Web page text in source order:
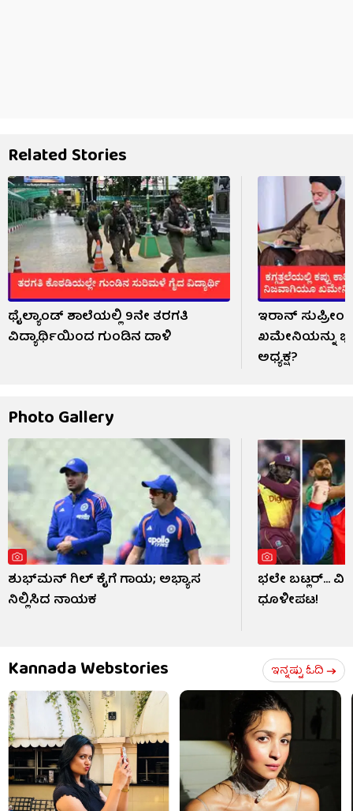
Related Stories
ಥೈಲ್ಯಾಂಡ್ ಶಾಲೆಯಲ್ಲಿ 9ನೇ ತರಗತಿ
ವಿದ್ಯಾರ್ಥಿಯಿಂದ ಗುಂಡಿನ ದಾಳಿ
ಇರಾನ್ ಸುಪ್ರೀಂ
ಖಮೇನಿಯನ್ನು
ಅಧ್ಯಕ್ಷ?
Photo Gallery
ಶುಭ್​ಮನ್ ಗಿಲ್ ಕೈಗೆ ಗಾಯ; ಅಭ್ಯಾಸ
ನಿಲ್ಲಿಸಿದ ನಾಯಕ
ಭಲೇ ಬಟ್ಲರ್...
ಧೂಳೀಪಟ!
Kannada Webstories ಇನ್ನಷ್ಟು ಓದಿ